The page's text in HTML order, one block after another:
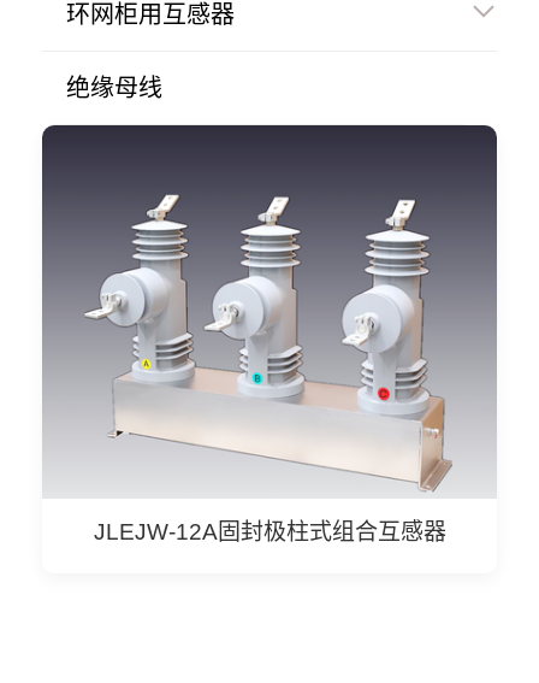
环网柜用互感器
绝缘母线
JLEJW-12A固封极柱式组合互感器